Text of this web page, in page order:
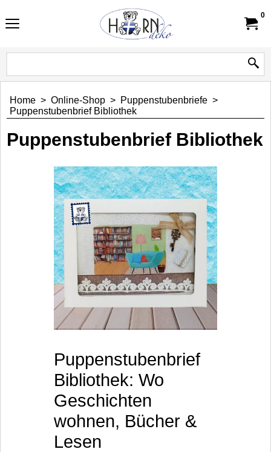
0
Home > Online-Shop > Puppenstubenbriefe >
Puppenstubenbrief Bibliothek
Puppenstubenbrief Bibliothek
Puppenstubenbrief
Bibliothek: Wo
Geschichten
wohnen, Bücher &
Lesen